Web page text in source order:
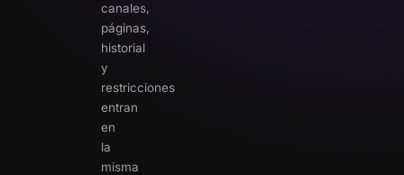
canales,
páginas,
historial
y
restricciones
entran
en
la
misma